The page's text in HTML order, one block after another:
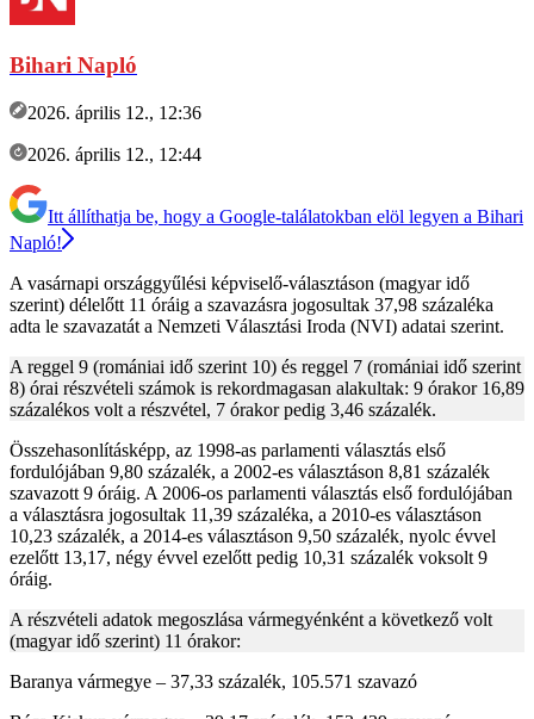
Bihari Napló
2026. április 12., 12:36
2026. április 12., 12:44
Itt állíthatja be, hogy a Google-találatokban elöl legyen a Bihari
Napló!
A vasárnapi országgyűlési képviselő-választáson (magyar idő
szerint) délelőtt 11 óráig a szavazásra jogosultak 37,98 százaléka
adta le szavazatát a Nemzeti Választási Iroda (NVI) adatai szerint.
A reggel 9 (romániai idő szerint 10) és reggel 7 (romániai idő szerint
8) órai részvételi számok is rekordmagasan alakultak: 9 órakor 16,89
százalékos volt a részvétel, 7 órakor pedig 3,46 százalék.
Összehasonlításképp, az 1998-as parlamenti választás első
fordulójában 9,80 százalék, a 2002-es választáson 8,81 százalék
szavazott 9 óráig. A 2006-os parlamenti választás első fordulójában
a választásra jogosultak 11,39 százaléka, a 2010-es választáson
10,23 százalék, a 2014-es választáson 9,50 százalék, nyolc évvel
ezelőtt 13,17, négy évvel ezelőtt pedig 10,31 százalék voksolt 9
óráig.
A részvételi adatok megoszlása vármegyénként a következő volt
(magyar idő szerint) 11 órakor:
Baranya vármegye – 37,33 százalék, 105.571 szavazó